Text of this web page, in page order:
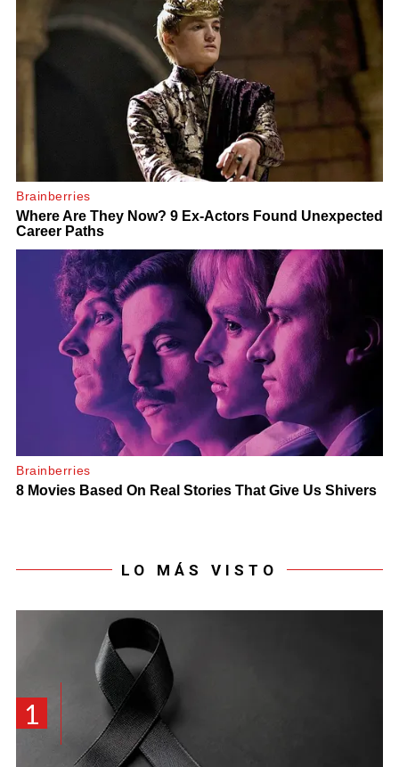
LO MÁS VISTO
1